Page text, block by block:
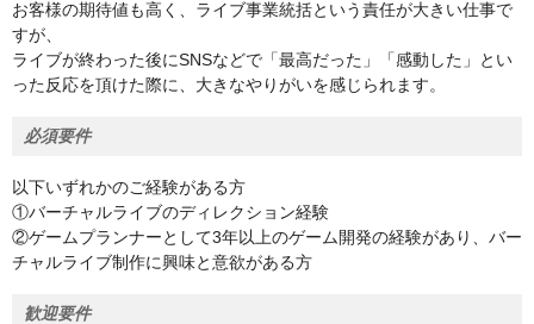
お客様の期待値も高く、ライブ事業統括という責任が大きい仕事で
すが、
ライブが終わった後にSNSなどで「最高だった」「感動した」とい
った反応を頂けた際に、大きなやりがいを感じられます。
必須要件
以下いずれかのご経験がある方
①バーチャルライブのディレクション経験
②ゲームプランナーとして3年以上のゲーム開発の経験があり、バー
チャルライブ制作に興味と意欲がある方
歓迎要件